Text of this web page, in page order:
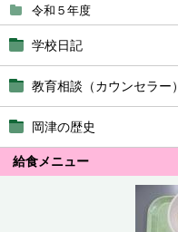
令和５年度
学校日記
教育相談（カウンセラー）
岡津の歴史
給食メニュー